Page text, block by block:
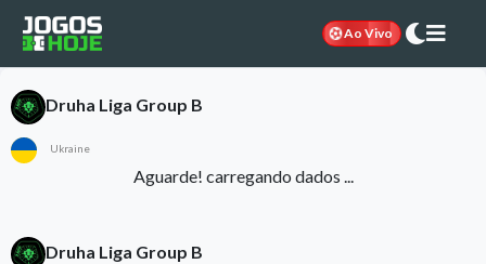
Ao Vivo
Druha Liga Group B
Ukraine
Aguarde! carregando dados ...
Druha Liga Group B